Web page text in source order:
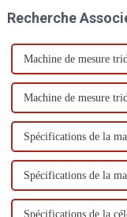
courante…
Recherche
Machine de mesure
Machine de mesure
Spécifications de la
Spécifications de la
Spécifications de la